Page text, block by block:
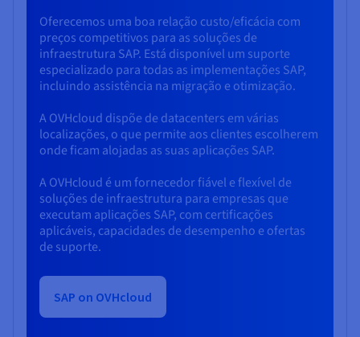
Oferecemos uma boa relação custo/eficácia com
preços competitivos para as soluções de
infraestrutura SAP. Está disponível um suporte
especializado para todas as implementações SAP,
incluindo assistência na migração e otimização.
A OVHcloud dispõe de datacenters em várias
localizações, o que permite aos clientes escolherem
onde ficam alojadas as suas aplicações SAP.
A OVHcloud é um fornecedor fiável e flexível de
soluções de infraestrutura para empresas que
executam aplicações SAP, com certificações
aplicáveis, capacidades de desempenho e ofertas
de suporte.
SAP on OVHcloud